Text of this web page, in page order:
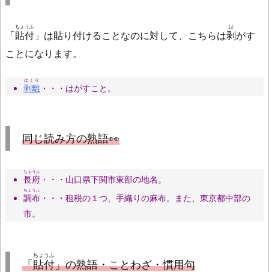
「貼付
ちょうふ
」は貼り付けることなのに対して、こちらは剥
は
がす
ことになります。
剥離
はくり
・・・はがすこと。
同じ読み方の熟語👀
長府
ちょうふ
・・・山口県下関市東部の地名。
調布
ちょうふ
・・・租税の１つ、手織りの麻布。また、東京都中部の
市。
「貼付
ちょうふ
」の熟語・ことわざ・慣用句